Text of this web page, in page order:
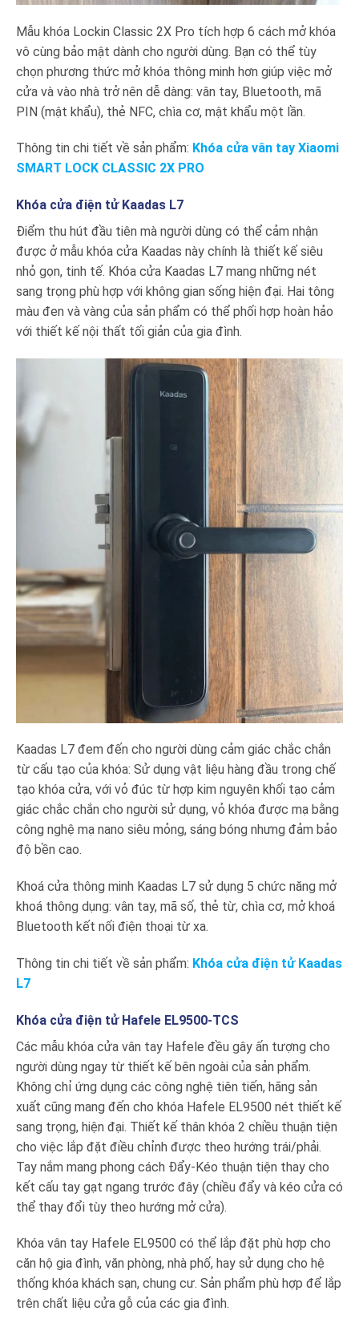
Mẫu khóa Lockin Classic 2X Pro tích hợp 6 cách mở khóa
vô cùng bảo mật dành cho người dùng. Bạn có thể tùy
chọn phương thức mở khóa thông minh hơn giúp việc mở
cửa và vào nhà trở nên dễ dàng: vân tay, Bluetooth, mã
PIN (mật khẩu), thẻ NFC, chìa cơ, mật khẩu một lần.
Thông tin chi tiết về sản phẩm: Khóa cửa vân tay Xiaomi
SMART LOCK CLASSIC 2X PRO
Khóa cửa điện tử Kaadas L7
Điểm thu hút đầu tiên mà người dùng có thể cảm nhận
được ở mẫu khóa cửa Kaadas này chính là thiết kế siêu
nhỏ gọn, tinh tế. Khóa cửa Kaadas L7 mang những nét
sang trọng phù hợp với không gian sống hiện đại. Hai tông
màu đen và vàng của sản phẩm có thể phối hợp hoàn hảo
với thiết kế nội thất tối giản của gia đình.
Kaadas L7 đem đến cho người dùng cảm giác chắc chắn
từ cấu tạo của khóa: Sử dụng vật liệu hàng đầu trong chế
tạo khóa cửa, với vỏ đúc từ hợp kim nguyên khối tạo cảm
giác chắc chắn cho người sử dụng, vỏ khóa được mạ bằng
công nghệ mạ nano siêu mỏng, sáng bóng nhưng đảm bảo
độ bền cao.
Khoá cửa thông minh Kaadas L7 sử dụng 5 chức năng mở
khoá thông dụng: vân tay, mã số, thẻ từ, chìa cơ, mở khoá
Bluetooth kết nối điện thoại từ xa.
Thông tin chi tiết về sản phẩm: Khóa cửa điện tử Kaadas
L7
Khóa cửa điện tử Hafele EL9500-TCS
Các mẫu khóa cửa vân tay Hafele đều gây ấn tượng cho
người dùng ngay từ thiết kế bên ngoài của sản phẩm.
Không chỉ ứng dụng các công nghệ tiên tiến, hãng sản
xuất cũng mang đến cho khóa Hafele EL9500 nét thiết kế
sang trọng, hiện đại. Thiết kế thân khóa 2 chiều thuận tiện
cho việc lắp đặt điều chỉnh được theo hướng trái/phải.
Tay nắm mang phong cách Đẩy-Kéo thuận tiện thay cho
kết cấu tay gạt ngang trước đây (chiều đẩy và kéo cửa có
thể thay đổi tùy theo hướng mở cửa).
Khóa vân tay Hafele EL9500 có thể lắp đặt phù hợp cho
căn hộ gia đình, văn phòng, nhà phố, hay sử dụng cho hệ
thống khóa khách sạn, chung cư. Sản phẩm phù hợp để lắp
trên chất liệu cửa gỗ của các gia đình.